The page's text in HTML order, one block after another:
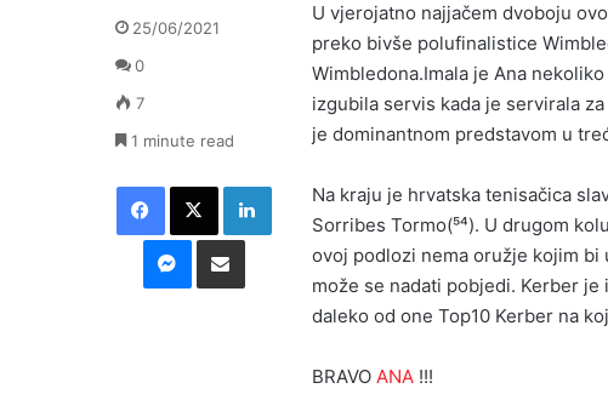
U vjerojatno najjačem dvoboju
preko bivše polufinalistice
Wimbledona.Imala je Ana
izgubila servis kada je servirala
je dominantnom predstavom u
Na kraju je hrvatska tenisačica
Sorribes Tormo(⁵⁴). U drugom
ovoj podlozi nema oružje kojim bi
može se nadati pobjedi. Kerber
daleko od one Top10 Kerber na
BRAVO ANA !!!
25/06/2021
0
7
1 minute read
Facebook
X LinkedIn
Messenger
Podijeli putem E-maila